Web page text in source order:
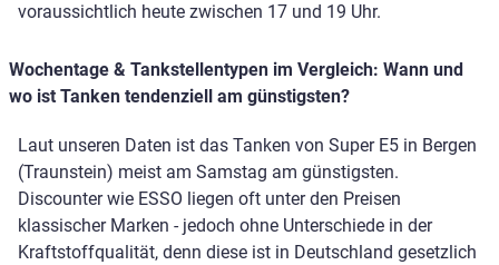
voraussichtlich heute zwischen 17 und 19 Uhr.
Wochentage & Tankstellentypen im Vergleich: Wann und
wo ist Tanken tendenziell am günstigsten?
Laut unseren Daten ist das Tanken von Super E5 in Bergen
(Traunstein) meist am Samstag am günstigsten.
Discounter wie ESSO liegen oft unter den Preisen
klassischer Marken - jedoch ohne Unterschiede in der
Kraftstoffqualität, denn diese ist in Deutschland gesetzlich